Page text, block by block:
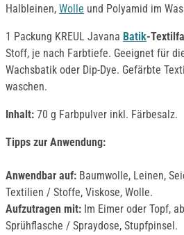
Halbleinen, Wolle und Polyamid im
1 Packung KREUL Javana Batik-
Stoff, je nach Farbtiefe. Geeignet für
Wachsbatik oder Dip-Dye. Gefärbte
waschen.
Inhalt: 70 g Farbpulver inkl. Färbesalz.
Tipps zur Anwendung:
Anwendbar auf: Baumwolle, Leinen,
Textilien / Stoffe, Viskose, Wolle.
Aufzutragen mit: Im Eimer oder Topf,
Sprühflasche / Spraydose, Stupfpinsel.